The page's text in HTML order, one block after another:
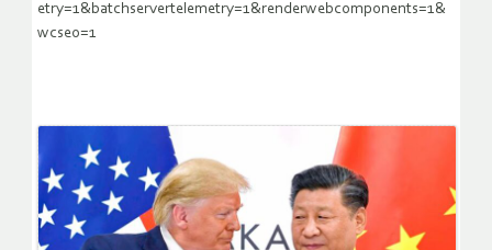
etry=1&batchservertelemetry=1&renderwebcomponents=1&
wcseo=1